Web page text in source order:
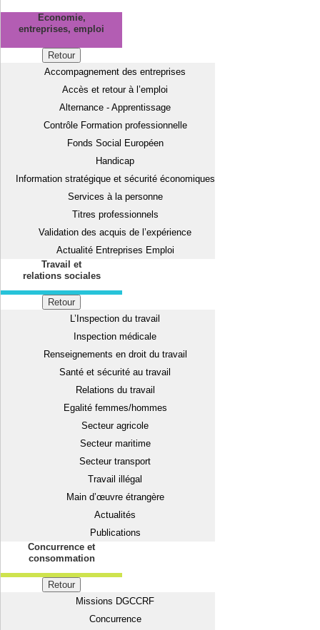
Economie,
entreprises, emploi
Retour
Accompagnement des entreprises
Accès et retour à l’emploi
Alternance - Apprentissage
Contrôle Formation professionnelle
Fonds Social Européen
Handicap
Information stratégique et sécurité économiques
Services à la personne
Titres professionnels
Validation des acquis de l’expérience
Actualité Entreprises Emploi
Travail et
relations sociales
Retour
L’Inspection du travail
Inspection médicale
Renseignements en droit du travail
Santé et sécurité au travail
Relations du travail
Egalité femmes/hommes
Secteur agricole
Secteur maritime
Secteur transport
Travail illégal
Main d’œuvre étrangère
Actualités
Publications
Concurrence et
consommation
Retour
Missions DGCCRF
Concurrence